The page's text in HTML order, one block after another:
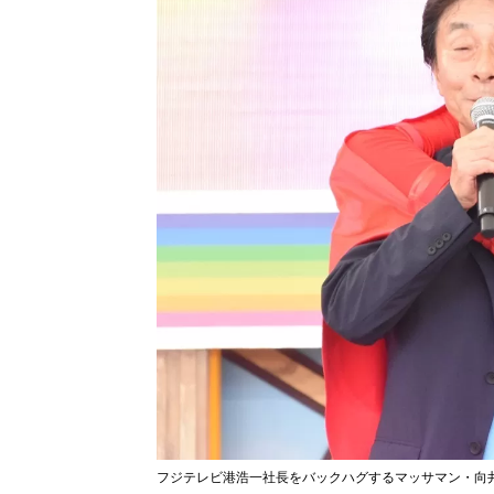
フジテレビ港浩一社長をバックハグするマッサマン・向